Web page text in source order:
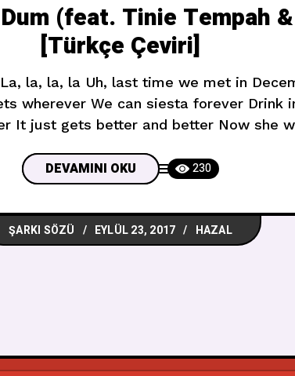
(feat. Tinie Tempah
[Türkçe Çeviri]
la, la, la Uh, last time we met in
wherever We can siesta forever Drink
It just gets better and better Now she
DEVAMINI OKU 230
ŞARKI SÖZÜ EYLÜL 23, 2017 HAZAL